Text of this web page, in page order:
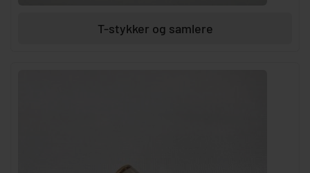
T-stykker og samlere